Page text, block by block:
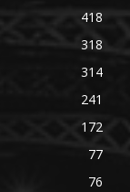
418
318
314
241
172
77
76